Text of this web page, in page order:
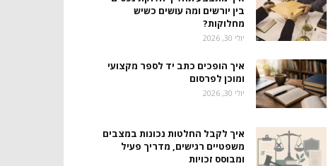
בין יורשים ומה עושים כשיש
מחלוקות?
יולי 30, 2026
איך הופכים כתב יד לספר מקצועי
ומוכן לפרסום
יולי 30, 2026
איך לקבל החלטות נכונות במצבים
משפטיים רגישים, מדריך פעיל
ומבוסס זכויות